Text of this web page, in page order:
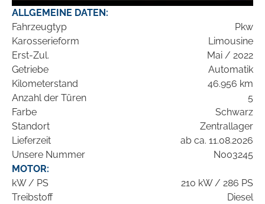
ALLGEMEINE DATEN:
Fahrzeugtyp
Pkw
Karosserieform
Limousine
Erst-Zul.
Mai / 2022
Getriebe
Automatik
Kilometerstand
46.956 km
Anzahl der Türen
5
Farbe
Schwarz
Standort
Zentrallager
Lieferzeit
ab ca. 11.08.2026
Unsere Nummer
N003245
MOTOR:
kW / PS
210 kW / 286 PS
Treibstoff
Diesel